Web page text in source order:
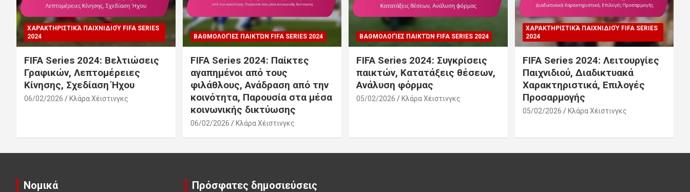
ΧΑΡΑΚΤΗΡΙΣΤΙΚΆ ΠΑΙΧΝΙΔΙΟΎ FIFA SERIES
2024
FIFA Series 2024: Βελτιώσεις
Γραφικών, Λεπτομέρειες
Κίνησης, Σχεδίαση Ήχου
06/02/2026 Κλάρα Χέιστινγκς
ΒΑΘΜΟΛΟΓΊΕΣ ΠΑΙΚΤΏΝ FIFA SERIES 2024
FIFA Series 2024: Παίκτες
αγαπημένοι από τους
φιλάθλους, Ανάδραση από την
κοινότητα, Παρουσία στα μέσα
κοινωνικής δικτύωσης
06/02/2026 Κλάρα Χέιστινγκς
ΒΑΘΜΟΛΟΓΊΕΣ ΠΑΙΚΤΏΝ FIFA SERIES 2024
FIFA Series 2024: Συγκρίσεις
παικτών, Κατατάξεις θέσεων,
Ανάλυση φόρμας
05/02/2026 Κλάρα Χέιστινγκς
ΧΑΡΑΚΤΗΡΙΣΤΙΚΆ ΠΑΙΧΝΙΔΙΟΎ FIFA SERIES
2024
FIFA Series 2024: Λειτουργίες
Παιχνιδιού, Διαδικτυακά
Χαρακτηριστικά, Επιλογές
Προσαρμογής
05/02/2026 Κλάρα Χέιστινγκς
Νομικά Πρόσφατες δημοσιεύσεις